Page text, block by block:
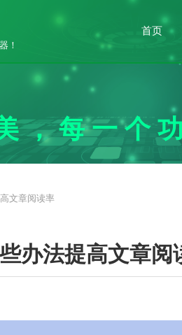
！
首页
，每一个
文章阅读率
办法提高文章阅